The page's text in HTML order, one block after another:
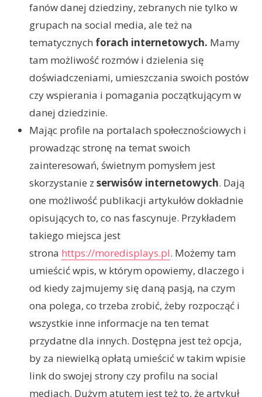
fanów danej dziedziny, zebranych nie tylko w
grupach na social media, ale też na
tematycznych forach internetowych. Mamy
tam możliwość rozmów i dzielenia się
doświadczeniami, umieszczania swoich postów
czy wspierania i pomagania początkującym w
danej dziedzinie.
Mając profile na portalach społecznościowych i
prowadząc stronę na temat swoich
zainteresowań, świetnym pomysłem jest
skorzystanie z serwisów internetowych. Dają
one możliwość publikacji artykułów dokładnie
opisujących to, co nas fascynuje. Przykładem
takiego miejsca jest
strona https://moredisplays.pl. Możemy tam
umieścić wpis, w którym opowiemy, dlaczego i
od kiedy zajmujemy się daną pasją, na czym
ona polega, co trzeba zrobić, żeby rozpocząć i
wszystkie inne informacje na ten temat
przydatne dla innych. Dostępna jest też opcja,
by za niewielką opłatą umieścić w takim wpisie
link do swojej strony czy profilu na social
mediach. Dużym atutem jest też to, że artykuł